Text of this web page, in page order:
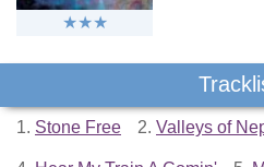
1. Stone Free 2. Valleys of